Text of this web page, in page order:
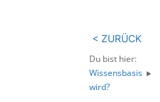
< ZURÜCK
Du bist hier:
Wissensbasis
wird?